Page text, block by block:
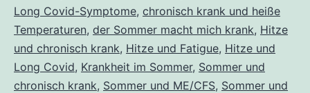
gut
gemeinte
Sätze
wie
Long Covid-Symptome, chronisch krank und heiße
Temperaturen, der Sommer macht mich krank, Hitze
und chronisch krank, Hitze und Fatigue, Hitze und
Long Covid, Krankheit im Sommer, Sommer und
chronisch krank, Sommer und ME/CFS, Sommer und